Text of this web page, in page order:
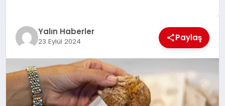
EĞİTİM
TEKNOLOJİ
MAGAZİN
Yalın Haberler
23 Eylül 2024 Paylaş